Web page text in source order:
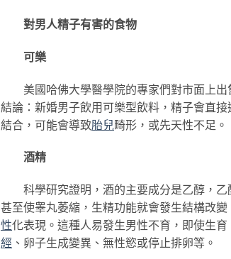
對男人精子有害的食物
可樂
美國哈佛大學醫學院的專家們對市面上出
結論：新婚男子飲用可樂型飲料，精子會直
結合，可能會導致胎兒畸形，或先天性不足。
酒精
科學研究證明，酒的主要成分是乙醇，乙
甚至使睾丸萎縮，生精功能就會發生結構改
性化表現。這種人易發生男性不育，即使生
經 、卵子生成變異、無性慾或停止排卵等。